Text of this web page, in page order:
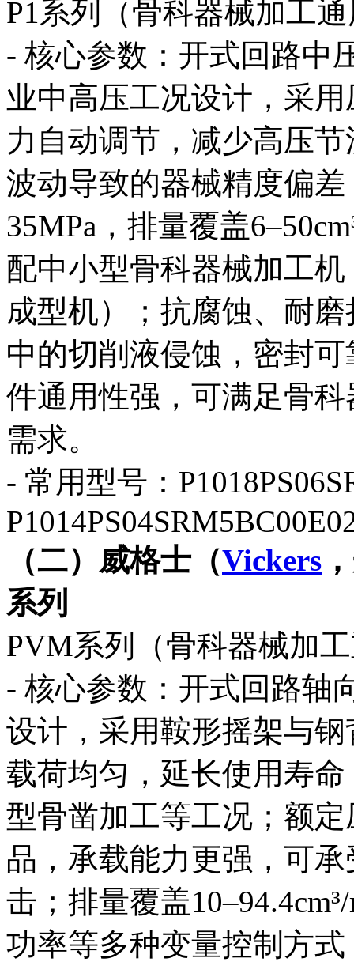
P1系列（骨科器械加工
- 核心参数：开式回路中
业中高压工况设计，采
力自动调节，减少高压
波动导致的器械精度偏
35MPa，排量覆盖
配中小型骨科器械加工
成型机）；抗腐蚀、耐
中的切削液侵蚀，密封
件通用性强，可满足骨
需求。
- 常用型号：
（二）威格士（Vickers
系列
PVM系列（骨科器械加
- 核心参数：开式回路轴
设计，采用鞍形摇架与
载荷均匀，延长使用寿
型骨凿加工等工况；额
品，承载能力更强，可
击；排量覆盖
功率等多种变量控制方